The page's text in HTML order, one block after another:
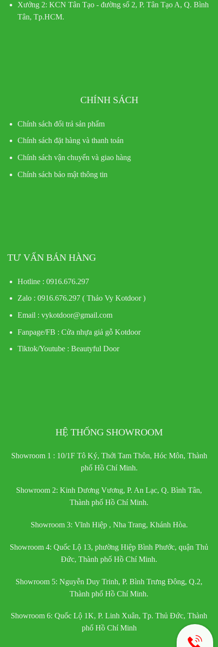
Xưởng 2: KCN Tân Tạo - đường số 2, P. Tân Tạo A, Q. Bình
Tân, Tp.HCM.
CHÍNH SÁCH
Chính sách đổi trả sản phẩm
Chính sách đặt hàng và thanh toán
Chính sách vận chuyển và giao hàng
Chính sách bảo mật thông tin
TƯ VẤN BÁN HÀNG
Hotline : 0916.676.297
Zalo : 0916.676.297 ( Thảo Vy Kotdoor )
Email : vykotdoor@gmail.com
Fanpage/FB : Cửa nhựa giả gỗ Kotdoor
Tiktok/Youtube : Beautyful Door
HỆ THỐNG SHOWROOM
Showroom 1 : 10/1F Tô Ký, Thới Tam Thôn, Hóc Môn, Thành
phố Hồ Chí Minh.
Showroom 2: Kinh Dương Vương, P. An Lạc, Q. Bình Tân,
Thành phố Hồ Chí Minh.
Showroom 3: Vĩnh Hiệp , Nha Trang, Khánh Hòa.
Showroom 4: Quốc Lộ 13, phường Hiệp Bình Phước, quận Thủ
Đức, Thành phố Hồ Chí Minh.
Showroom 5: Nguyễn Duy Trinh, P. Bình Trưng Đông, Q.2,
Thành phố Hồ Chí Minh.
Showroom 6: Quốc Lộ 1K, P. Linh Xuân, Tp. Thủ Đức, Thành
phố Hồ Chí Minh